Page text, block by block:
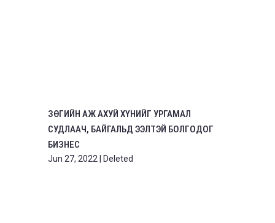
ЗӨГИЙН АЖ АХУЙ ХҮНИЙГ УРГАМАЛ
СУДЛААЧ, БАЙГАЛЬД ЭЭЛТЭЙ БОЛГОДОГ
БИЗНЕС
Jun 27, 2022 Deleted